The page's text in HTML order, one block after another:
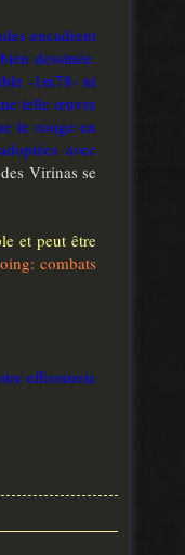
encadrent
dessinée.
-1m78- ni
telle œuvre
le rouge en
avec
Virinas se
et peut être
combats
effronterie